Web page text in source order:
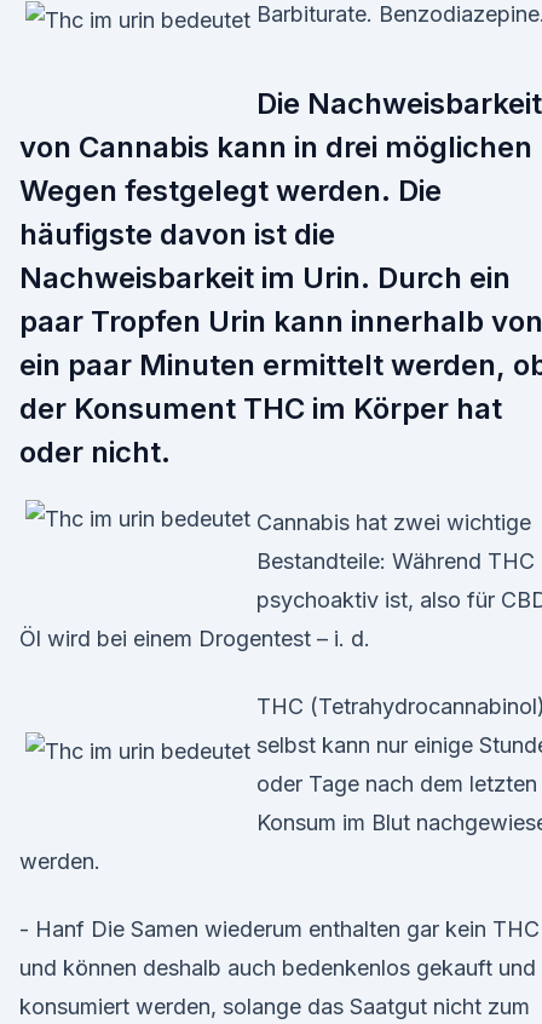
Barbiturate.
Die Nachweisbarkeit
von Cannabis kann in drei möglichen
Wegen festgelegt werden. Die
häufigste davon ist die
Nachweisbarkeit im Urin. Durch ein
paar Tropfen Urin kann innerhalb von
ein paar Minuten ermittelt werden,
der Konsument THC im Körper hat
oder nicht.
Cannabis hat zwei wichtige
Bestandteile: Während THC
psychoaktiv ist, also für
Öl wird bei einem Drogentest – i. d.
THC
selbst kann nur einige
oder Tage nach dem letzten
Konsum im Blut
werden.
- Hanf Die Samen wiederum enthalten gar kein THC
und können deshalb auch bedenkenlos gekauft und
konsumiert werden, solange das Saatgut nicht zum